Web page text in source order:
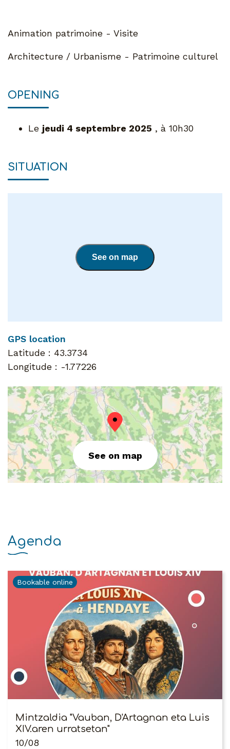
Animation patrimoine - Visite
Architecture / Urbanisme - Patrimoine culturel
OPENING
Le jeudi 4 septembre 2025 , à 10h30
SITUATION
See on map
GPS location
Latitude : 43.3734
Longitude : -1.77226
See on map
Agenda
Bookable online
Mintzaldia "Vauban, D'Artagnan eta Luis
XIV.aren urratsetan"
10/08